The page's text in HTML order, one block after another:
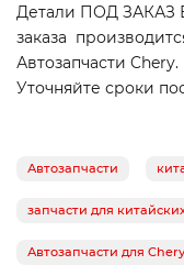
Детали ПОД ЗАКАЗ
заказа
Автозапчасти
Уточняйте сроки
Автозапчасти
запчасти для
Автозапчасти для Chery